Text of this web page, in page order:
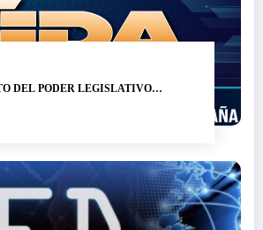
DEL PODER LEGISLATIVO…